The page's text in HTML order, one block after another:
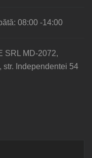
08:00 -14:00
SRL MD-2072,
Independentei 54